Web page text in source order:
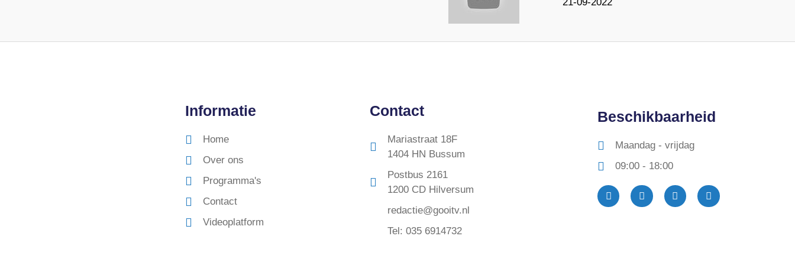
Informatie
Home
Over ons
Programma's
Contact
Videoplatform
Contact
Mariastraat 18F
1404 HN Bussum
Postbus 2161
1200 CD Hilversum
redactie@gooitv.nl
Tel: 035 6914732
Beschikbaarheid
Maandag - vrijdag
09:00 - 18:00